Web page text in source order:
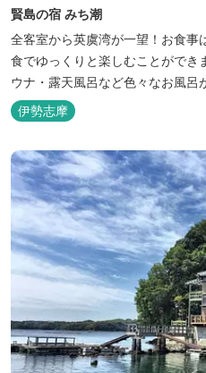
賢島の宿 みち潮
全客室から英虞湾が一望！お食事
食でゆっくりと楽しむことがで
ウナ・露天風呂など色々なお風呂
いて5分と好立地です。
伊勢志摩